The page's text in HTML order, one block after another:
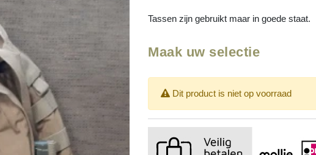
Tassen zijn gebruikt maar in goede staat.
Maak uw selectie
Dit product is niet op voorraad